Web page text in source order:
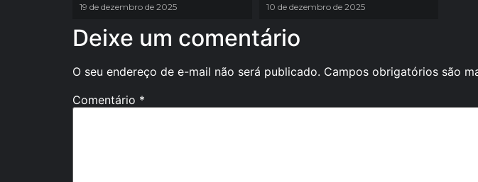
19 de dezembro de 2025 10 de dezembro de 2025
Deixe um comentário
O seu endereço de e-mail não será publicado. Campos obrigatórios são
Comentário *